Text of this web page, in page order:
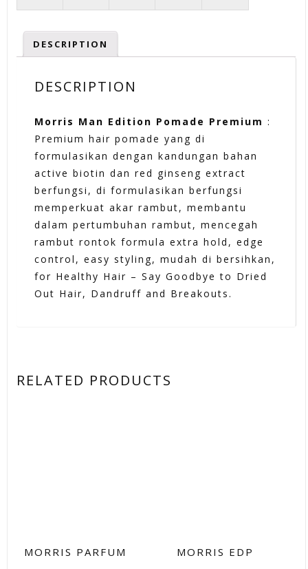
DESCRIPTION
DESCRIPTION
Morris Man Edition Pomade Premium :
Premium hair pomade yang di
formulasikan dengan kandungan bahan
active biotin dan red ginseng extract
berfungsi, di formulasikan berfungsi
memperkuat akar rambut, membantu
dalam pertumbuhan rambut, mencegah
rambut rontok formula extra hold, edge
control, easy styling, mudah di bersihkan,
for Healthy Hair – Say Goodbye to Dried
Out Hair, Dandruff and Breakouts.
RELATED PRODUCTS
MORRIS PARFUM
MORRIS EDP